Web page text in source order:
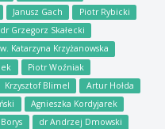
Janusz Gach
Piotr Rybicki
dr Grzegorz Skałecki
Katarzyna Krzyżanowska
Piotr Woźniak
Krzysztof Blimel
Artur Hołda
Agnieszka Kordyjarek
dr Andrzej Dmowski